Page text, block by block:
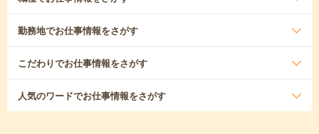
勤務地でお仕事情報をさがす
こだわりでお仕事情報をさがす
人気のワードでお仕事情報をさがす